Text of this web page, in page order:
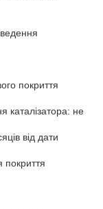
покриття
каталізатора: не
від дати
покриття